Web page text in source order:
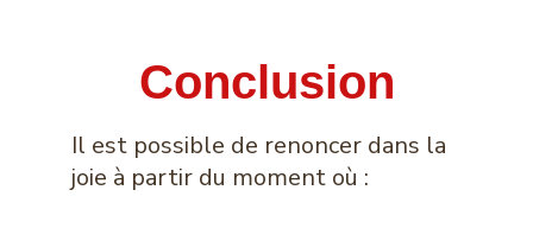
Conclusion
Il est possible de renoncer dans la
joie à partir du moment où :